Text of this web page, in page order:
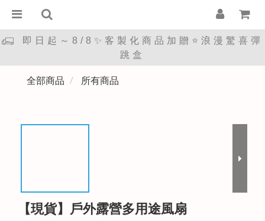
即日起～8/8✨客製化商品加贈⭐浪漫驚喜彈
跳盒
全部商品 所有商品
【現貨】戶外露營多用途風扇